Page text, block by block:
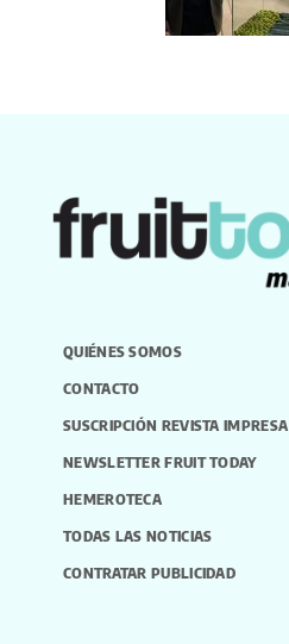
QUIÉNES SOMOS
CONTACTO
SUSCRIPCIÓN REVISTA IMPRESA
NEWSLETTER FRUIT TODAY
HEMEROTECA
TODAS LAS NOTICIAS
CONTRATAR PUBLICIDAD